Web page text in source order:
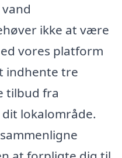
ikke at være
vores platform
indhente tre
tilbud fra
lokalområde.